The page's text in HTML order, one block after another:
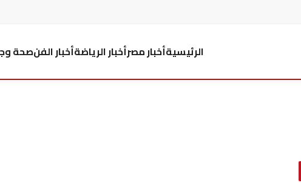
الرئيسيةأخبار مصرأخبار الرياضةأخبار الفنصحة